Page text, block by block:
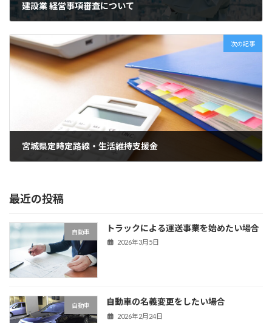
建設業 経営事項審査について
次の記事
宮城県定時定路線・生活維持支援金
最近の投稿
自動車 トラックによる運送事業を始めたい場合
2026年3月5日
自動車 自動車の名義変更をしたい場合
2026年2月24日